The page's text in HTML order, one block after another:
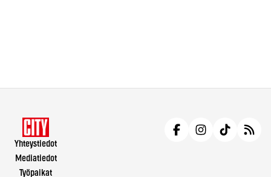
Yhteystiedot
Mediatiedot
Työpaikat